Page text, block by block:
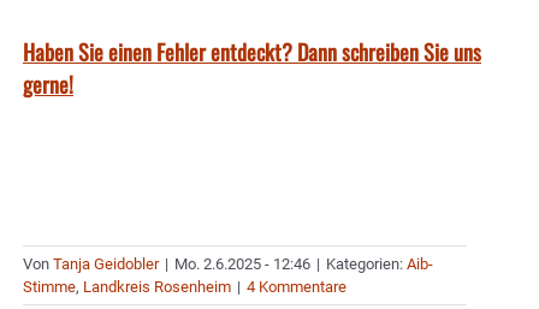
Haben Sie einen Fehler entdeckt? Dann schreiben Sie uns
gerne!
Von Tanja Geidobler | Mo. 2.6.2025 - 12:46 | Kategorien: Aib-
Stimme, Landkreis Rosenheim | 4 Kommentare